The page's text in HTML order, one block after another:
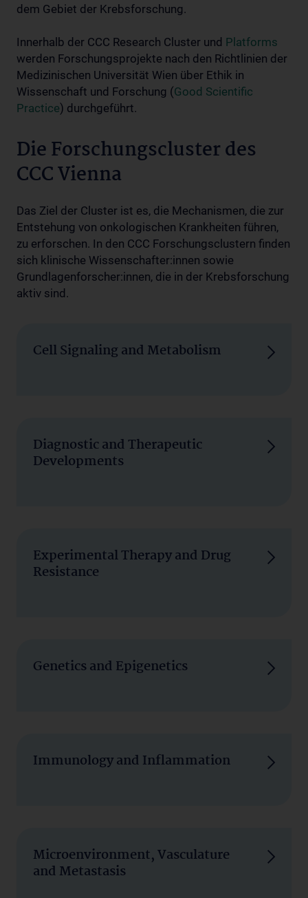
dem Gebiet der Krebsforschung.
Innerhalb der CCC Research Cluster und Platforms
werden Forschungsprojekte nach den Richtlinien der
Medizinischen Universität Wien über Ethik in
Wissenschaft und Forschung (Good Scientific
Practice) durchgeführt.
Die Forschungscluster des
CCC Vienna
Das Ziel der Cluster ist es, die Mechanismen, die zur
Entstehung von onkologischen Krankheiten führen,
zu erforschen. In den CCC Forschungsclustern finden
sich klinische Wissenschafter:innen sowie
Grundlagenforscher:innen, die in der Krebsforschung
aktiv sind.
Cell Signaling and Metabolism
Diagnostic and Therapeutic
Developments
Experimental Therapy and Drug
Resistance
Genetics and Epigenetics
Immunology and Inflammation
Microenvironment, Vasculature
and Metastasis